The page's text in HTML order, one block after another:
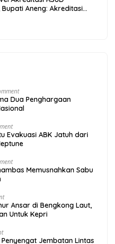
Aneng: Akreditasi
Dua Penghargaan
Evakuasi ABK Jatuh dari
Memusnahkan Sabu
Ansar di Bengkong Laut,
Untuk Kepri
Jembatan Lintas